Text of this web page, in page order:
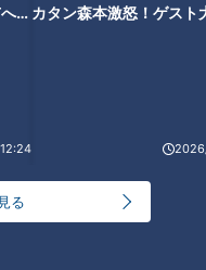
カタン森本激怒！ゲスト
る
・秩父】森林鉄道廃線
道との遭遇】